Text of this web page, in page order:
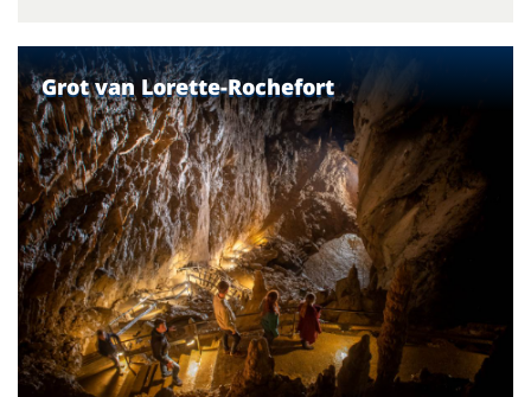
Grot van Lorette-Rochefort